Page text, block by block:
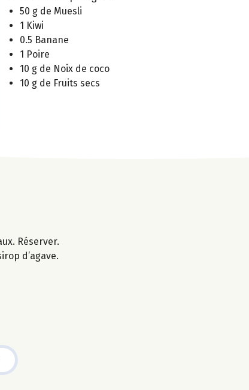
50 g de Muesli
1 Kiwi
0.5 Banane
1 Poire
10 g de Noix de coco
10 g de Fruits secs
Réserver.
d’agave.